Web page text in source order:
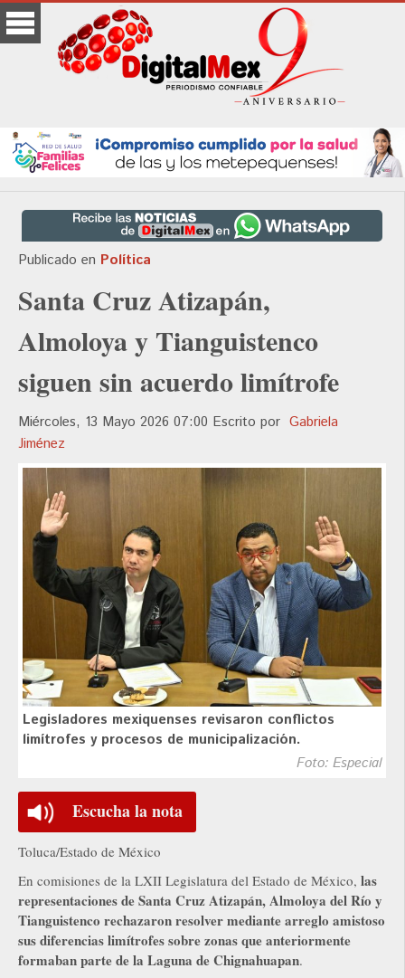
Publicado en Política
Santa Cruz Atizapán,
Almoloya y Tianguistenco
siguen sin acuerdo limítrofe
Miércoles, 13 Mayo 2026 07:00 Escrito por Gabriela
Jiménez
Legisladores mexiquenses revisaron conflictos
limítrofes y procesos de municipalización.
Foto: Especial
Escucha la nota
Toluca/Estado de México
En comisiones de la LXII Legislatura del Estado de México, las
representaciones de Santa Cruz Atizapán, Almoloya del Río y
Tianguistenco rechazaron resolver mediante arreglo amistoso
sus diferencias limítrofes sobre zonas que anteriormente
formaban parte de la Laguna de Chignahuapan.